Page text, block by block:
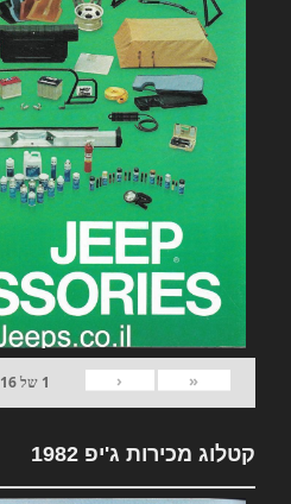
«
‹
1 של16
קטלוג מכירות ג'יפ 1982